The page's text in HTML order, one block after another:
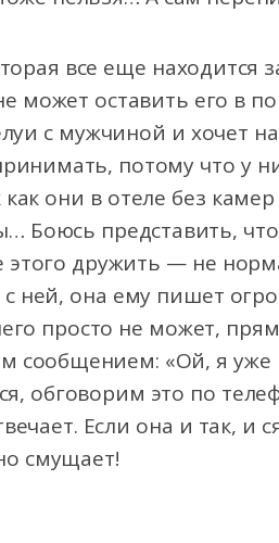
все еще находится
может оставить его в
с мужчиной и хочет
потому что у
они в отеле без
Боюсь представить,
этого дружить — не
ней, она ему пишет
просто не может,
сообщением: «Ой, я уже
обговорим это по
Если она и так, и
смущает!